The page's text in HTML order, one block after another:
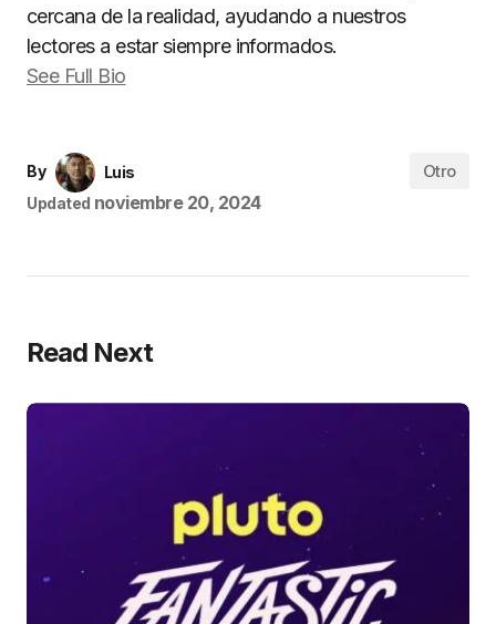
cercana de la realidad, ayudando a nuestros
lectores a estar siempre informados.
See Full Bio
By
Luis
Updated noviembre 20, 2024
Otro
Read Next